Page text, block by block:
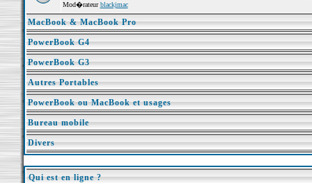
Mod�rateurblackjmac
MacBook & MacBook Pro
PowerBook G4
PowerBook G3
Autres Portables
PowerBook ou MacBook et usages
Bureau mobile
Divers
Qui est en ligne ?